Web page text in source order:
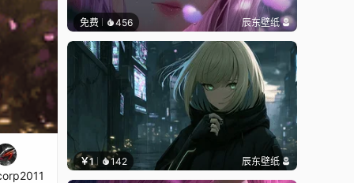
免费 456 辰东壁纸
￥1 142 辰东壁纸